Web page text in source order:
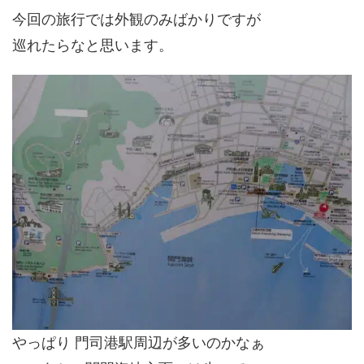
今回の旅行では外観のみばかりですが
巡れたらなと思います。
やっぱり 門司港駅周辺が多いのかなぁ